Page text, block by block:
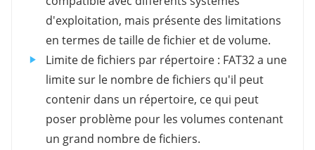
d'exploitation, mais présente des limitations
en termes de taille de fichier et de volume.
Limite de fichiers par répertoire : FAT32 a une
limite sur le nombre de fichiers qu'il peut
contenir dans un répertoire, ce qui peut
poser problème pour les volumes contenant
un grand nombre de fichiers.